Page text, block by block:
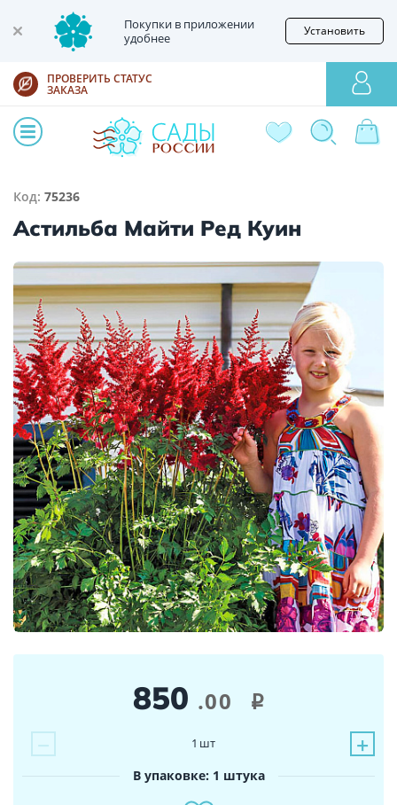
Покупки в приложении
удобнее
Установить
ПРОВЕРИТЬ СТАТУС
ЗАКАЗА
Код: 75236
Астильба Майти Ред Куин
850 .00 i
− +
1 шт
В упаковке: 1 штука